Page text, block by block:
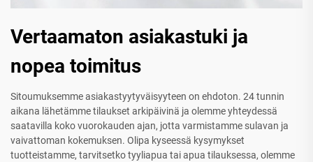
Vertaamaton asiakastuki ja
nopea toimitus
Sitoumuksemme asiakastyytyväisyyteen on ehdoton. 24 tunnin
aikana lähetämme tilaukset arkipäivinä ja olemme yhteydessä
saatavilla koko vuorokauden ajan, jotta varmistamme sulavan ja
vaivattoman kokemuksen. Olipa kyseessä kysymykset
tuotteistamme, tarvitsetko tyyliapua tai apua tilauksessa, olemme